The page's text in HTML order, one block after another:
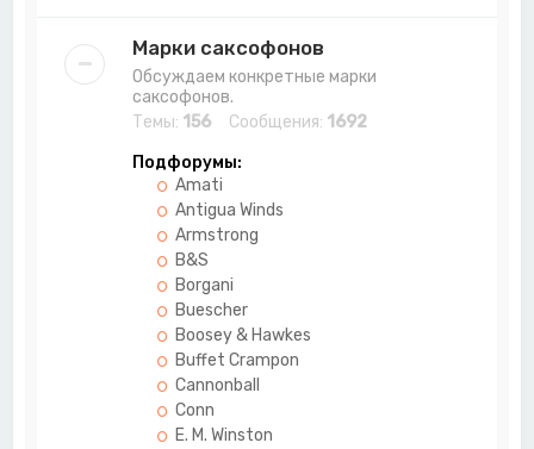
Марки саксофонов
Обсуждаем конкретные марки
саксофонов.
Темы: 156 Сообщения: 1692
Подфорумы:
Amati
Antigua Winds
Armstrong
B&S
Borgani
Buescher
Boosey & Hawkes
Buffet Crampon
Cannonball
Conn
E. M. Winston